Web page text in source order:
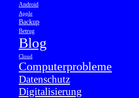
Android
Apple
Backup
Betrug
Blog
Cloud
Computerprobleme
Datenschutz
Digitalisierung